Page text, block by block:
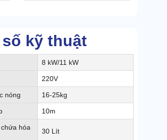
kỹ thuật
8 kW/11 kW
220V
nóng 16-25kg
10m
hóa
30 Lít